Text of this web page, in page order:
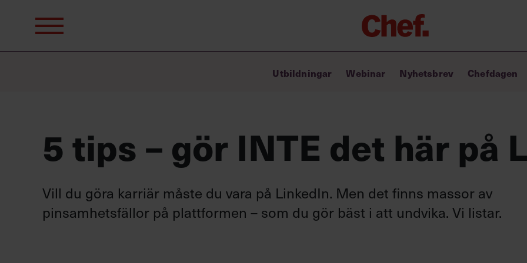
efter: Chefakademin+
Lyft ditt ledarskap med C+
Ledarskapstest
Chef GPT – din chefsassistent i
Utbildningar Webinar Nyhetsbrev Chefdagen
5 tips – gör INTE det här på
Vill du göra karriär måste du vara på LinkedIn. Men det finns massor av
pinsamhetsfällor på plattformen – som du gör bäst i att undvika. Vi listar.